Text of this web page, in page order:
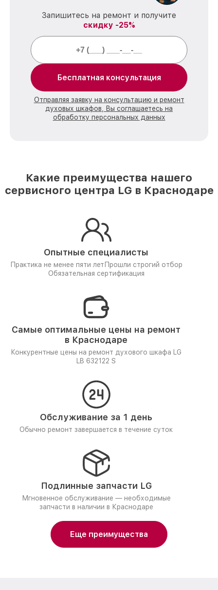
Запишитесь на ремонт и получите
скидку -25%
Бесплатная консультация
Отправляя заявку на консультацию и ремонт
духовых шкафов, Вы соглашаетесь на
обработку персональных данных
Какие преимущества нашего
сервисного центра LG в Краснодаре
Опытные специалисты
Практика не менее пяти лет Прошли строгий отбор
Обязательная сертификация
Самые оптимальные цены на ремонт
в Краснодаре
Конкурентные цены на ремонт духового шкафа LG
LB 632122 S
Обслуживание за 1 день
Обычно ремонт завершается в течение суток
Подлинные запчасти LG
Мгновенное обслуживание — необходимые
запчасти в наличии в Краснодаре
Еще преимущества